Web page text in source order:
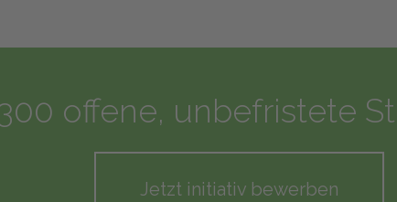
offene, unbefristete
Jetzt initiativ bewerben